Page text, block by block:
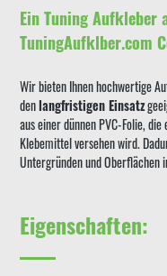
Ein Tuning Aufkleber
TuningAufklber.com
Wir bieten Ihnen hochwertige
denlangfristigen Einsatz
aus einer dünnen PVC-Folie,
Klebemittel versehen wird.
Untergründen und Oberflächen
Eigenschaften: